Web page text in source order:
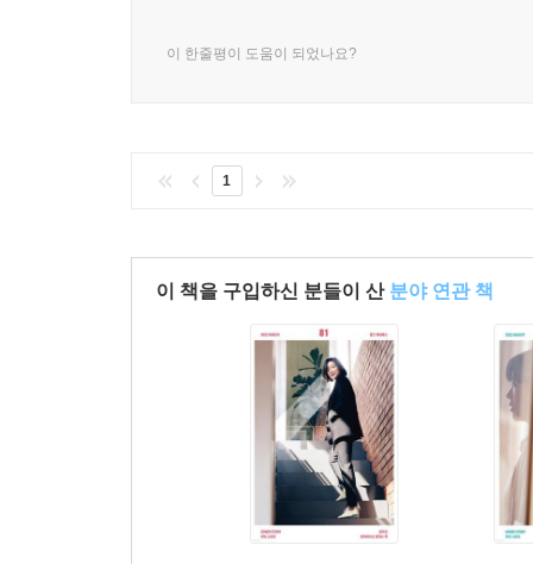
이 한줄평이 도움이 되었나요?
1
이 책을 구입하신 분들이 산 분야 연관 책